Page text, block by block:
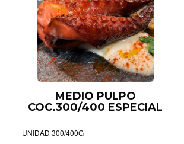
MEDIO PULPO
COC.300/400 ESPECIAL
UNIDAD 300/400G